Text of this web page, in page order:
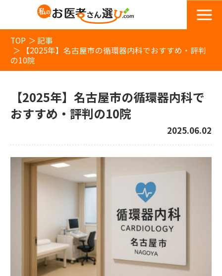
TOP
記事
【2025年】名古屋市の循環器内科でおすすめ・評判
の10院
【2025年】名古屋市の循環器内科で
おすすめ・評判の10院
2025.06.02